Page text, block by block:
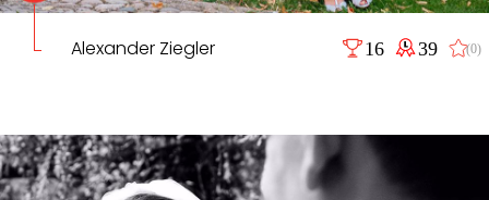
Alexander Ziegler 16 39 (0)